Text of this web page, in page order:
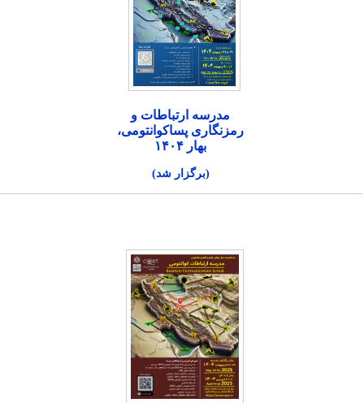
مدرسه ارتباطات و
رمزنگاری پساکوانتومی،
بهار ۱۴۰۴
(برگزار شد)